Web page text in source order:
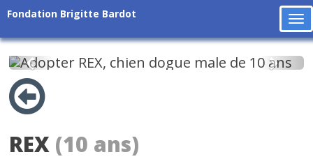
Fondation Brigitte Bardot
Précédent
REX (10 ans)